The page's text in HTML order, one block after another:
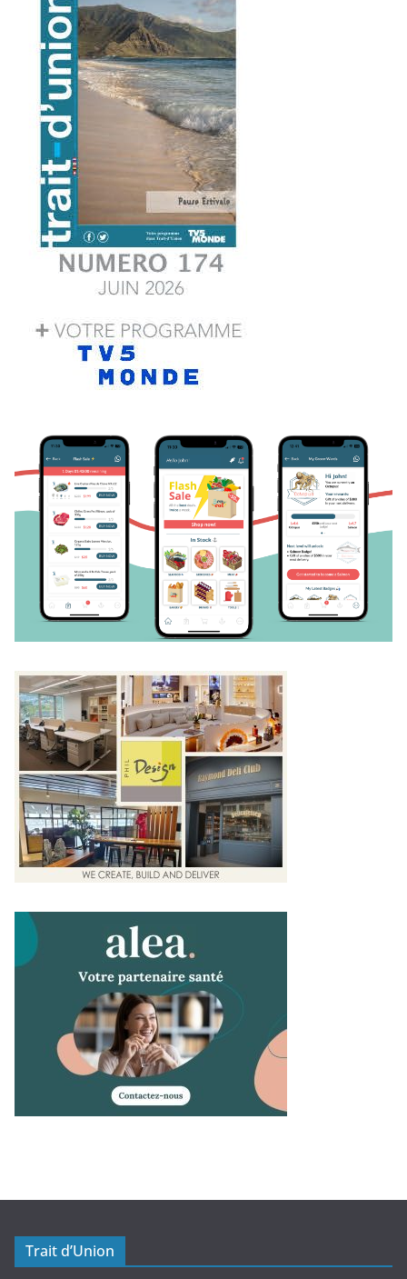
Trait d’Union